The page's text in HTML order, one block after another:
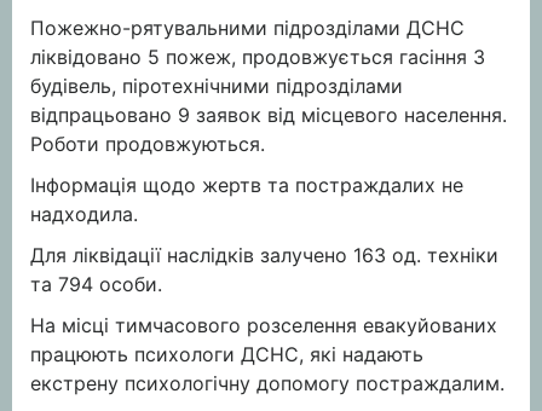
Пожежно-рятувальними підрозділами ДСНС
ліквідовано 5 пожеж, продовжується гасіння 3
будівель, піротехнічними підрозділами
відпрацьовано 9 заявок від місцевого населення.
Роботи продовжуються.
Інформація щодо жертв та постраждалих не
надходила.
Для ліквідації наслідків залучено 163 од. техніки
та 794 особи.
На місці тимчасового розселення евакуйованих
працюють психологи ДСНС, які надають
екстрену психологічну допомогу постраждалим.